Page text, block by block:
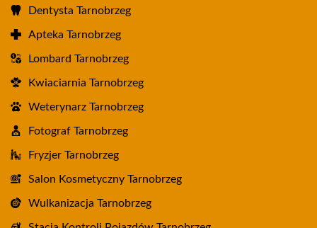
Dentysta Tarnobrzeg
Apteka Tarnobrzeg
Lombard Tarnobrzeg
Kwiaciarnia Tarnobrzeg
Weterynarz Tarnobrzeg
Fotograf Tarnobrzeg
Fryzjer Tarnobrzeg
Salon Kosmetyczny Tarnobrzeg
Wulkanizacja Tarnobrzeg